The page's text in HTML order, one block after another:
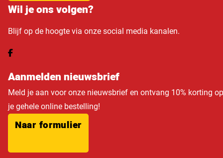
Wil je ons volgen?
Blijf op de hoogte via onze social media kanalen.
Aanmelden nieuwsbrief
Meld je aan voor onze nieuwsbrief en ontvang 10% korting op
je gehele online bestelling!
Naar formulier